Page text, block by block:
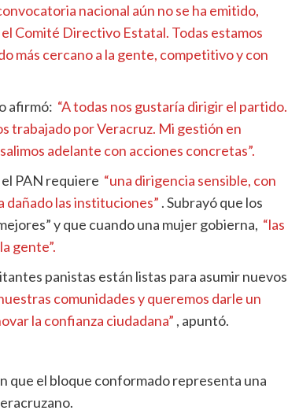
nacional aún no se ha emitido,
Comité Directivo Estatal. Todas estamos
más cercano a la gente, competitivo y con
afirmó: “A todas nos gustaría dirigir el partido.
trabajado por Veracruz. Mi gestión en
adelante con acciones concretas”.
PAN requiere “una dirigencia sensible, con
dañado las instituciones” . Subrayó que los
y que cuando una mujer gobierna, “las
gente”.
panistas están listas para asumir nuevos
comunidades y queremos darle un
la confianza ciudadana” , apuntó.
que el bloque conformado representa una